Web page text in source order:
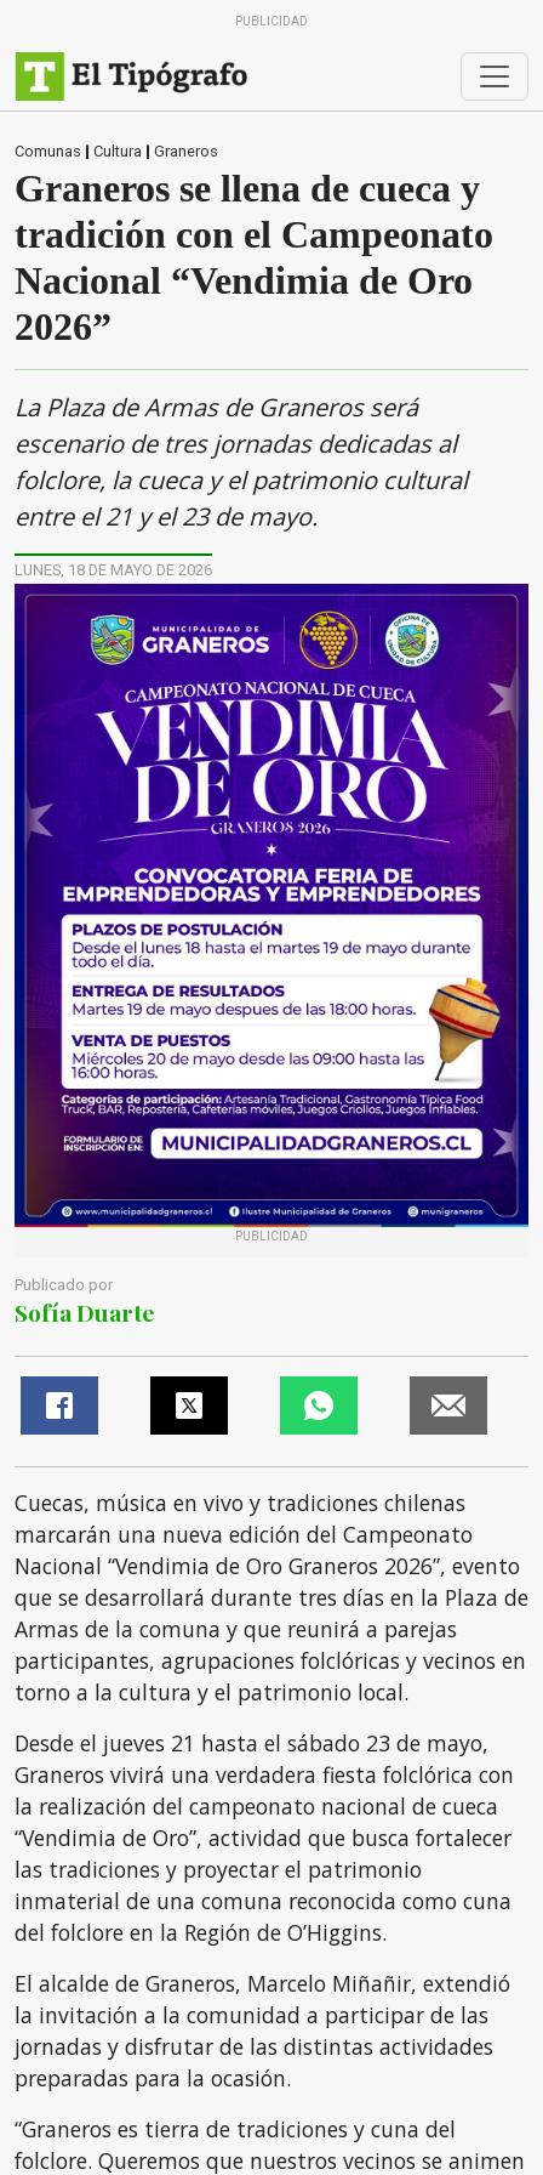
PUBLICIDAD
Comunas | Cultura | Graneros
Graneros se llena de cueca y
tradición con el Campeonato
Nacional “Vendimia de Oro
2026”
La Plaza de Armas de Graneros será
escenario de tres jornadas dedicadas al
folclore, la cueca y el patrimonio cultural
entre el 21 y el 23 de mayo.
LUNES, 18 DE MAYO DE 2026
PUBLICIDAD
Publicado por
Sofía Duarte
Cuecas, música en vivo y tradiciones chilenas
marcarán una nueva edición del Campeonato
Nacional “Vendimia de Oro Graneros 2026”, evento
que se desarrollará durante tres días en la Plaza de
Armas de la comuna y que reunirá a parejas
participantes, agrupaciones folclóricas y vecinos en
torno a la cultura y el patrimonio local.
Desde el jueves 21 hasta el sábado 23 de mayo,
Graneros vivirá una verdadera fiesta folclórica con
la realización del campeonato nacional de cueca
“Vendimia de Oro”, actividad que busca fortalecer
las tradiciones y proyectar el patrimonio
inmaterial de una comuna reconocida como cuna
del folclore en la Región de O’Higgins.
El alcalde de Graneros, Marcelo Miñañir, extendió
la invitación a la comunidad a participar de las
jornadas y disfrutar de las distintas actividades
preparadas para la ocasión.
“Graneros es tierra de tradiciones y cuna del
folclore. Queremos que nuestros vecinos se animen